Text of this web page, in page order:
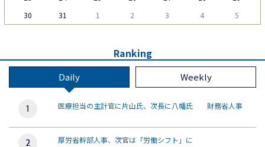
30
31 1 2 3 4 5
Ranking
Daily Weekly
医療担当の主計官に片山氏、次長に八幡氏 財務省人事
厚労省幹部人事、次官は「労働シフト」に